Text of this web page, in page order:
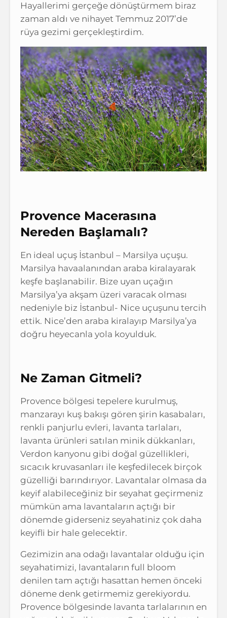
Hayallerimi gerçeğe dönüştürmem biraz
zaman aldı ve nihayet Temmuz 2017’de
rüya gezimi gerçekleştirdim.
Provence Macerasına
Nereden Başlamalı?
En ideal uçuş İstanbul – Marsilya uçuşu.
Marsilya havaalanından araba kiralayarak
keşfe başlanabilir. Bize uyan uçağın
Marsilya’ya akşam üzeri varacak olması
nedeniyle biz İstanbul- Nice uçuşunu tercih
ettik. Nice’den araba kiralayıp Marsilya’ya
doğru heyecanla yola koyulduk.
Ne Zaman Gitmeli?
Provence bölgesi tepelere kurulmuş,
manzarayı kuş bakışı gören şirin kasabaları,
renkli panjurlu evleri, lavanta tarlaları,
lavanta ürünleri satılan minik dükkanları,
Verdon kanyonu gibi doğal güzellikleri,
sıcacık kruvasanları ile keşfedilecek birçok
güzelliği barındırıyor. Lavantalar olmasa da
keyif alabileceğiniz bir seyahat geçirmeniz
mümkün ama lavantaların açtığı bir
dönemde giderseniz seyahatiniz çok daha
keyifli bir hale gelecektir.
Gezimizin ana odağı lavantalar olduğu için
seyahatimizi, lavantaların full bloom
denilen tam açtığı hasattan hemen önceki
döneme denk getirmemiz gerekiyordu.
Provence bölgesinde lavanta tarlalarının en